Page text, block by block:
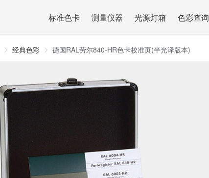
标准色卡 测量仪器 光源灯箱 色彩查询
经典色彩 德国RAL劳尔840-HR色卡校准页(半光泽版本)